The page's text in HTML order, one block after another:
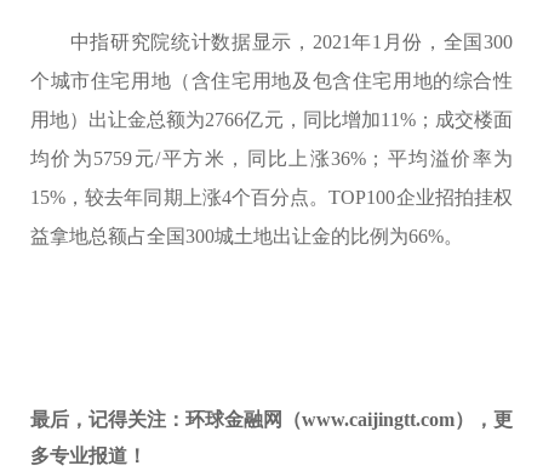
中指研究院统计数据显示，2021年1月份，全国300
个城市住宅用地（含住宅用地及包含住宅用地的综合性
用地）出让金总额为2766亿元，同比增加11%；成交楼面
均价为5759元/平方米，同比上涨36%；平均溢价率为
15%，较去年同期上涨4个百分点。TOP100企业招拍挂权
益拿地总额占全国300城土地出让金的比例为66%。
最后，记得关注：环球金融网（www.caijingtt.com），更
多专业报道！